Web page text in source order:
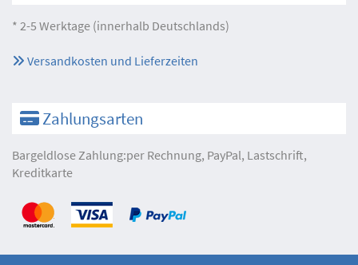
* 2-5 Werktage (innerhalb Deutschlands)
Versandkosten und Lieferzeiten
Zahlungsarten
Bargeldlose Zahlung:per Rechnung, PayPal, Lastschrift,
Kreditkarte